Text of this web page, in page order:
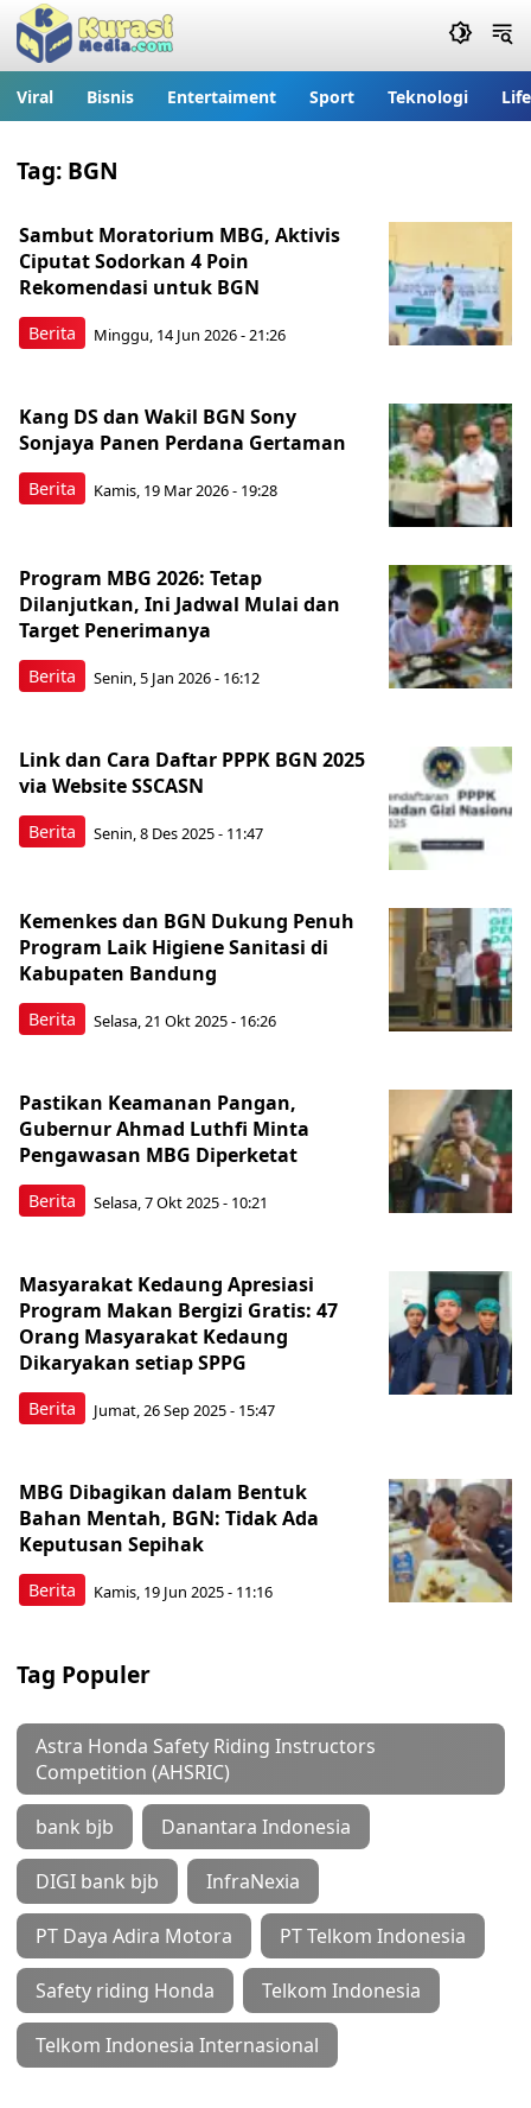
Viral Bisnis Entertaiment Sport Teknologi
Tag: BGN
Berita
Sambut Moratorium MBG, Aktivis
Ciputat Sodorkan 4 Poin
Rekomendasi untuk BGN
Minggu, 14 Jun 2026 - 21:26
Berita
Kang DS dan Wakil BGN Sony
Sonjaya Panen Perdana Gertaman
Kamis, 19 Mar 2026 - 19:28
Berita
Program MBG 2026: Tetap
Dilanjutkan, Ini Jadwal Mulai dan
Target Penerimanya
Senin, 5 Jan 2026 - 16:12
Berita
Link dan Cara Daftar PPPK BGN 2025
via Website SSCASN
Senin, 8 Des 2025 - 11:47
Berita
Kemenkes dan BGN Dukung Penuh
Program Laik Higiene Sanitasi di
Kabupaten Bandung
Selasa, 21 Okt 2025 - 16:26
Berita
Pastikan Keamanan Pangan,
Gubernur Ahmad Luthfi Minta
Pengawasan MBG Diperketat
Selasa, 7 Okt 2025 - 10:21
Berita
Masyarakat Kedaung Apresiasi
Program Makan Bergizi Gratis: 47
Orang Masyarakat Kedaung
Dikaryakan setiap SPPG
Jumat, 26 Sep 2025 - 15:47
Berita
MBG Dibagikan dalam Bentuk
Bahan Mentah, BGN: Tidak Ada
Keputusan Sepihak
Kamis, 19 Jun 2025 - 11:16
Tag Populer
Astra Honda Safety Riding Instructors
Competition (AHSRIC)
bank bjb Danantara Indonesia
DIGI bank bjb InfraNexia
PT Daya Adira Motora PT Telkom Indonesia
Safety riding Honda Telkom Indonesia
Telkom Indonesia Internasional